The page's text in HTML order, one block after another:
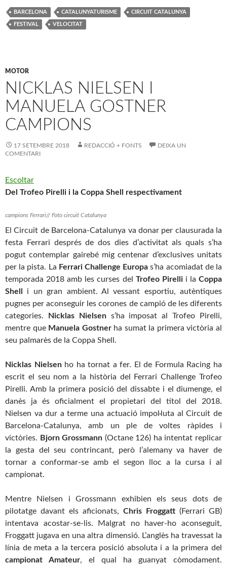
BARCELONA CATALUNYATURISME CIRCUIT CATALUNYA
FESTIVAL VELOCITAT
MOTOR
NICKLAS NIELSEN I
MANUELA GOSTNER
CAMPIONS
17 SETEMBRE 2018 REDACCIÓ + FONTS
DEIXA UN
COMENTARI
Escoltar
Del Trofeo Pirelli i la Coppa Shell respectivament
campions Ferrari// Foto circuit Catalunya
El Circuit de Barcelona-Catalunya va donar per clausurada la
festa Ferrari després de dos dies d’activitat als quals s’ha
pogut contemplar gairebé mig centenar d’exclusives unitats
per la pista. La Ferrari Challenge Europa s’ha acomiadat de la
temporada 2018 amb les curses del Trofeo Pirellii laCoppa
Shell
i un gran ambient. Al vessant esportiu, autèntiques
pugnes per aconseguir les corones de campió de les diferents
categories.
Nicklas Nielsens’ha imposat al Trofeo Pirelli,
mentre que Manuela Gostnerha sumat la primera victòria al
seu palmarès de la Coppa Shell.
Nicklas Nielsenho ha tornat a fer. El de Formula Racing ha
escrit el seu nom a la història del Ferrari Challenge Trofeo
Pirelli. Amb la primera posició del dissabte i el diumenge, el
danès ja és oficialment el propietari del títol del 2018.
Nielsen va dur a terme una actuació impol·luta al Circuit de
Barcelona-Catalunya, amb un ple de voltes ràpides i
victòries. Bjorn Grossmann (Octane 126) ha intentat replicar
la gesta del seu contrincant, però l’alemany va haver de
tornar a conformar-se amb el segon lloc a la cursa i al
campionat.
Mentre Nielsen i Grossmann exhibien els seus dots de
pilotatge davant els aficionats, Chris Froggatt (Ferrari GB)
intentava acostar-se-lis. Malgrat no haver-ho aconseguit,
Froggatt jugava en una altra dimensió. L’anglès ha travessat la
línia de meta a la tercera posició absoluta i a la primera del
campionat Amateur, el qual ha guanyat còmodament.